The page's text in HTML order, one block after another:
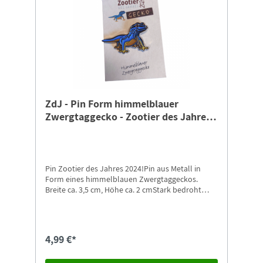
Ausrüstungsgegenstände sowie Transportmittel
für die Projektteams finanziert. Für Bearbeitung,
Versand und Transfer des Schlüsselanhängers
erheben wir eine Gebühr von 2,00 €.
ZdJ - Pin Form himmelblauer
Zwergtaggecko - Zootier des Jahres
Pin Zootier des Jahres 2024!Pin aus Metall in
Form eines himmelblauen Zwergtaggeckos.
Breite ca. 3,5 cm, Höhe ca. 2 cmStark bedroht
besonders bedroht durch den
4,99 €*